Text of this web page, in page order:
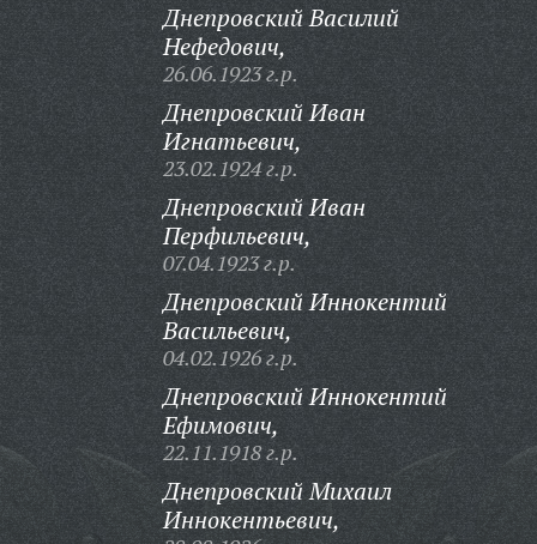
Днепровский Василий
Нефедович,
26.06.1923 г.р.
Днепровский Иван
Игнатьевич,
23.02.1924 г.р.
Днепровский Иван
Перфильевич,
07.04.1923 г.р.
Днепровский Иннокентий
Васильевич,
04.02.1926 г.р.
Днепровский Иннокентий
Ефимович,
22.11.1918 г.р.
Днепровский Михаил
Иннокентьевич,